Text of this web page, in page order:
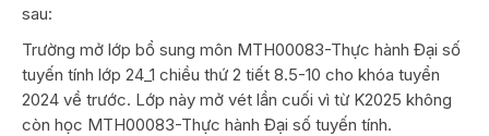
sau:
Trường mở lớp bổ sung môn MTH00083-Thực hành Đại số
tuyến tính lớp 24_1 chiều thứ 2 tiết 8.5-10 cho khóa tuyển
2024 về trước. Lớp này mở vét lần cuối vì từ K2025 không
còn học MTH00083-Thực hành Đại số tuyến tính.